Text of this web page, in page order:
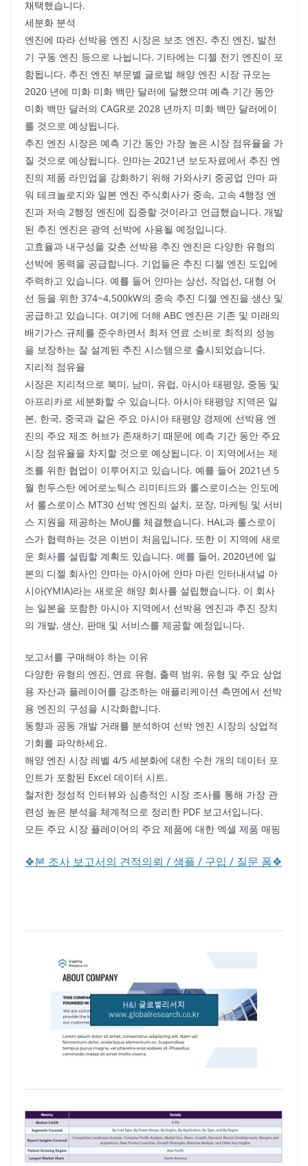
채택했습니다.
세분화 분석
엔진에 따라 선박용 엔진 시장은 보조 엔진, 추진 엔진, 발전
기 구동 엔진 등으로 나뉩니다. 기타에는 디젤 전기 엔진이 포
함됩니다. 추진 엔진 부문별 글로벌 해양 엔진 시장 규모는
2020 년에 미화 미화 백만 달러에 달했으며 예측 기간 동안
미화 백만 달러의 CAGR로 2028 년까지 미화 백만 달러에이
를 것으로 예상됩니다.
추진 엔진 시장은 예측 기간 동안 가장 높은 시장 점유율을 가
질 것으로 예상됩니다. 얀마는 2021년 보도자료에서 추진 엔
진의 제품 라인업을 강화하기 위해 가와사키 중공업 얀마 파
워 테크놀로지와 일본 엔진 주식회사가 중속, 고속 4행정 엔
진과 저속 2행정 엔진에 집중할 것이라고 언급했습니다. 개발
된 추진 엔진은 광역 선박에 사용될 예정입니다.
고효율과 내구성을 갖춘 선박용 추진 엔진은 다양한 유형의
선박에 동력을 공급합니다. 기업들은 추진 디젤 엔진 도입에
주력하고 있습니다. 예를 들어 얀마는 상선, 작업선, 대형 어
선 등을 위한 374~4,500kW의 중속 추진 디젤 엔진을 생산 및
공급하고 있습니다. 여기에 더해 ABC 엔진은 기존 및 미래의
배기가스 규제를 준수하면서 최저 연료 소비로 최적의 성능
을 보장하는 잘 설계된 추진 시스템으로 출시되었습니다.
지리적 점유율
시장은 지리적으로 북미, 남미, 유럽, 아시아 태평양, 중동 및
아프리카로 세분화할 수 있습니다. 아시아 태평양 지역은 일
본, 한국, 중국과 같은 주요 아시아 태평양 경제에 선박용 엔
진의 주요 제조 허브가 존재하기 때문에 예측 기간 동안 주요
시장 점유율을 차지할 것으로 예상됩니다. 이 지역에서는 제
조를 위한 협업이 이루어지고 있습니다. 예를 들어 2021년 5
월 힌두스탄 에어로노틱스 리미티드와 롤스로이스는 인도에
서 롤스로이스 MT30 선박 엔진의 설치, 포장, 마케팅 및 서비
스 지원을 제공하는 MoU를 체결했습니다. HAL과 롤스로이
스가 협력하는 것은 이번이 처음입니다. 또한 이 지역에 새로
운 회사를 설립할 계획도 있습니다. 예를 들어, 2020년에 일
본의 디젤 회사인 얀마는 아시아에 얀마 마린 인터내셔널 아
시아(YMIA)라는 새로운 해양 회사를 설립했습니다. 이 회사
는 일본을 포함한 아시아 지역에서 선박용 엔진과 추진 장치
의 개발, 생산, 판매 및 서비스를 제공할 예정입니다.
보고서를 구매해야 하는 이유
다양한 유형의 엔진, 연료 유형, 출력 범위, 유형 및 주요 상업
용 자산과 플레이어를 강조하는 애플리케이션 측면에서 선박
용 엔진의 구성을 시각화합니다.
동향과 공동 개발 거래를 분석하여 선박 엔진 시장의 상업적
기회를 파악하세요.
해양 엔진 시장 레벨 4/5 세분화에 대한 수천 개의 데이터 포
인트가 포함된 Excel 데이터 시트.
철저한 정성적 인터뷰와 심층적인 시장 조사를 통해 가장 관
련성 높은 분석을 체계적으로 정리한 PDF 보고서입니다.
모든 주요 시장 플레이어의 주요 제품에 대한 엑셀 제품 매핑
❖본 조사 보고서의 견적의뢰 / 샘플 / 구입 / 질문 폼❖